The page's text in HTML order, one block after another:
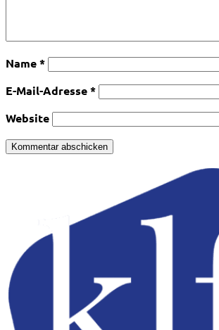
Name*
E-Mail-Adresse*
Website